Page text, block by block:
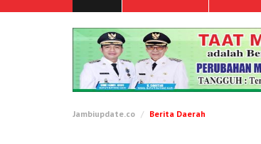
Jambiupdate.co Berita Daerah